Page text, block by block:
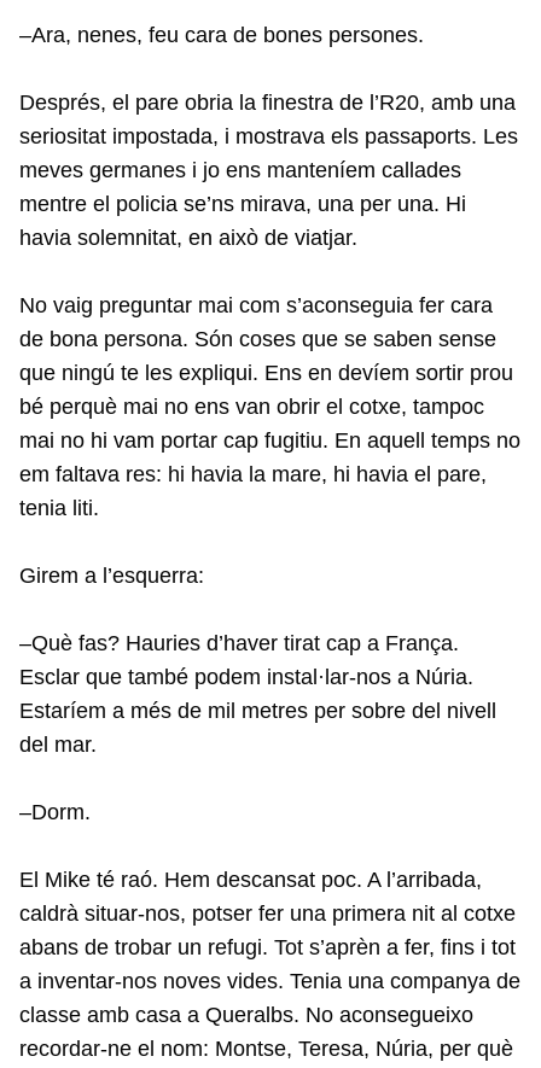
–Ara, nenes, feu cara de bones persones.
Després, el pare obria la finestra de l’R20, amb una
seriositat impostada, i mostrava els passaports. Les
meves germanes i jo ens manteníem callades
mentre el policia se’ns mirava, una per una. Hi
havia solemnitat, en això de viatjar.
No vaig preguntar mai com s’aconseguia fer cara
de bona persona. Són coses que se saben sense
que ningú te les expliqui. Ens en devíem sortir prou
bé perquè mai no ens van obrir el cotxe, tampoc
mai no hi vam portar cap fugitiu. En aquell temps no
em faltava res: hi havia la mare, hi havia el pare,
tenia liti.
Girem a l’esquerra:
–Què fas? Hauries d’haver tirat cap a França.
Esclar que també podem instal·lar-nos a Núria.
Estaríem a més de mil metres per sobre del nivell
del mar.
–Dorm.
El Mike té raó. Hem descansat poc. A l’arribada,
caldrà situar-nos, potser fer una primera nit al cotxe
abans de trobar un refugi. Tot s’aprèn a fer, fins i tot
a inventar-nos noves vides. Tenia una companya de
classe amb casa a Queralbs. No aconsegueixo
recordar-ne el nom: Montse, Teresa, Núria, per què